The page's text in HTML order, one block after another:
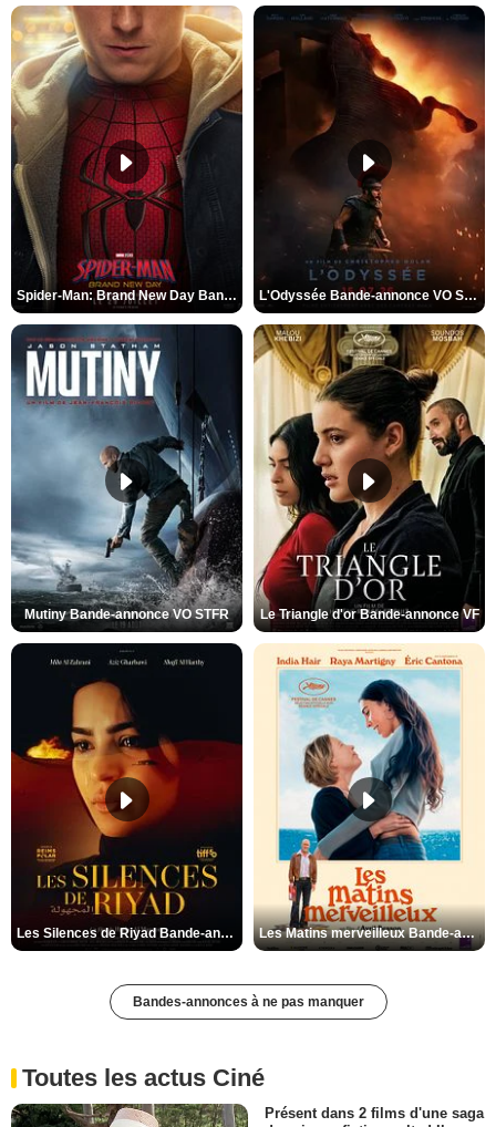
Spider-Man: Brand New Day Bande-annonce VO STFR L'Odyssée Bande-annonce VO STFR
Mutiny Bande-annonce VO STFR Le Triangle d'or Bande-annonce VF
Les Silences de Riyad Bande-annonce VO STFR Les Matins merveilleux Bande-annonce VF
Bandes-annonces à ne pas manquer
Toutes les actus Ciné
Présent dans 2 films d'une saga